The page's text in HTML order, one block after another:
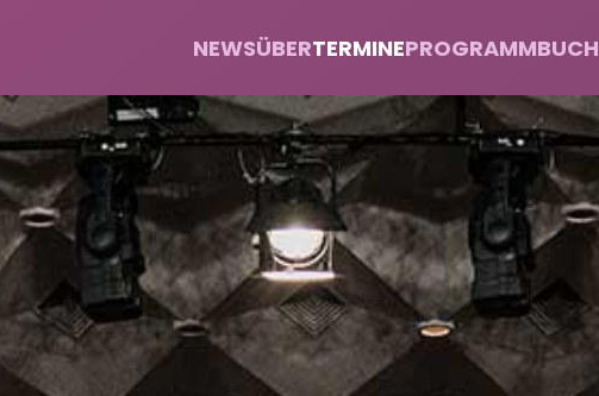
NEWSÜBERTERMINEPROGRAMMBUCH